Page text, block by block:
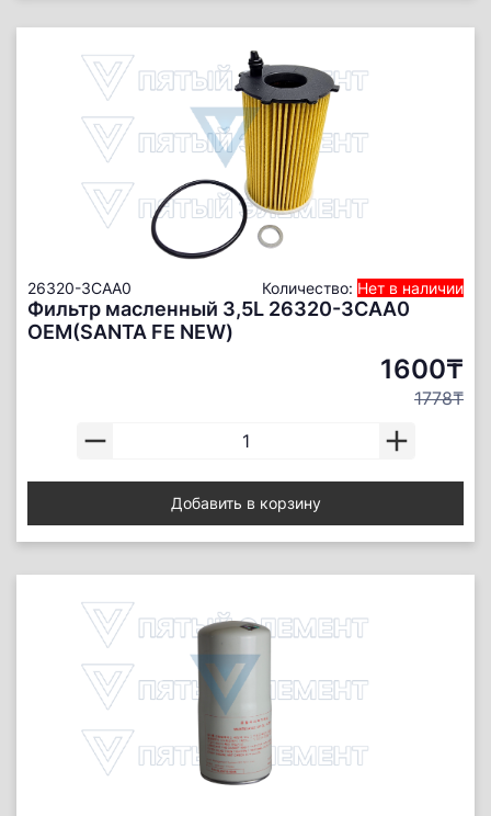
26320-3CAA0 Количество: Нет в наличии
Фильтр масленный 3,5L 26320-3CAA0
ОЕМ(SANTA FE NEW)
1600₸
1778₸
Добавить в корзину